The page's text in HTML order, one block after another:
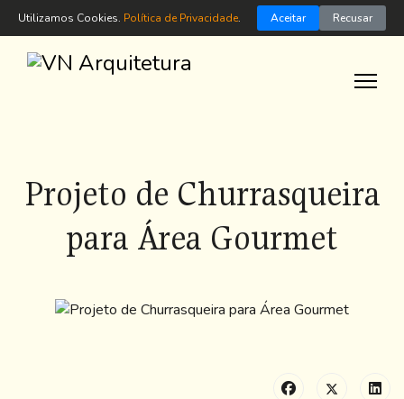
Home
A
Contato
Projeto de Churrasqueira
para Área Gourmet
Utilizamos Cookies. Política de Privacidade. Aceitar Recusar